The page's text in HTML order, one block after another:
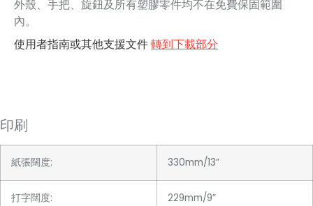
外殼、手把、旋鈕及所有塑膠零件均不在免費保固範圍
內。
使用者指南或其他支援文件 轉到下載部分
印刷
紙張闊度: 330mm/13”
打字闊度: 229mm/9”